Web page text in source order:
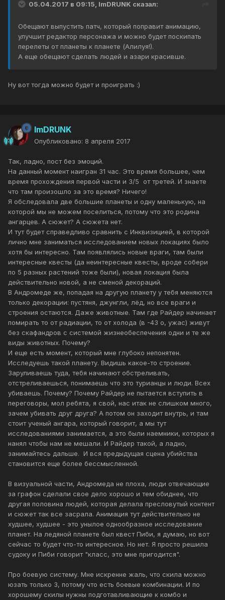
05.04.2017 в 09:15, ImDRUNK сказал:
Обещают выпустить патч, который поправит анимацию,
улучшит редактор персонажа и можно будет поскипать
перелеты от планеты к планете (Алилуя!).
А еще обещают сделать людей и азари красивше.
Ну вот тогда можно будет и проиграть :)
ImDRUNK
Опубликовано: 8 апреля 2017
Так, ладно, пост без эмоций.
На данный момент наигран 31 час. Это время большее, чем
время прохождения первой части и 3/5 от третей. И знаете
что там произошло за это время? Ничего!
Я обследовала две большие планеты и одну маленькую, на
которой мы не можем поселиться, потому что это родина
ангарцев. А сюжет? А сюжета нет.
И тут будет справедливо сравнить с Инквизицией, в которой
лично мне заниматься исследованием новых локациях было
хотя бы интересно. Там появлялись новые враги, там были
интересные квесты (да неинтересные квесты, вроде собери
по 5 разных растений тоже были), новая локация была
действительно новой, а не сменой декораций.
В Андромеде же, попадая на другую планету у тебя меняются
только декорации: пустяня, джунгли, лёд, но все враги и
строения остаются. Даже животные. Там где Райдер начинает
помирать то от радиации, то от холода (в -43 о, ужас) живут
без скафандров с системой жизнеобеспечения одни и те же
виды животных. Почему?
И еще есть момент, который мне глубоко непонятен.
Исследуешь такой планету. Видишь какое-то строение.
Заруливаешь туда, тебя начинают обстреливать,
отстреливаешься, понимаешь что это турианцы и люди. Всех
убиваешь. Почему? Почему Райдер не пытается вступить в
переговоры, мол ребята, я свой, нас итак не слишком много,
зачем убивать друг друга? А потом он заходит внутрь, и там
стоит ученый ангара, который говорит, а мы тут
исследованиями занимается, а это были наемники, которых я
нанял чтобы нам не мешали. И Райдер такой, а ладно,
занимайтесь дальше. И вся предыдущая сцена убийства
становится еще более бессмысленной.
В визуальной части, Андромеда не плоха, люди отвечающие
за графон сделали свое дело хорошо и тем обиднее, что
другая половина людей, которая делала пресловутый контент
и сюжет так все засрала. Анимация тут действительно не
худшее, худшее - это унылое однообразное исследование
планет. На ледяной планете был квест Пиби, я думаю, но вот
сейчас то будет что-то интересное. Но нет. Я просто решила
судоку и Пиби говорит "класс, это мне пригодится".
Про боевую систему. Мне искренне жаль, что скила можно
юзать только 3, потому что есть боевые комбинации. И по
хорошему скилы нужны подготавливающие к комбо и